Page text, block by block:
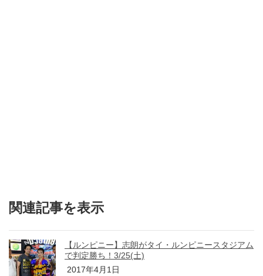
関連記事を表示
【ルンピニー】志朗がタイ・ルンピニースタジアム
で判定勝ち！3/25(土)
2017年4月1日